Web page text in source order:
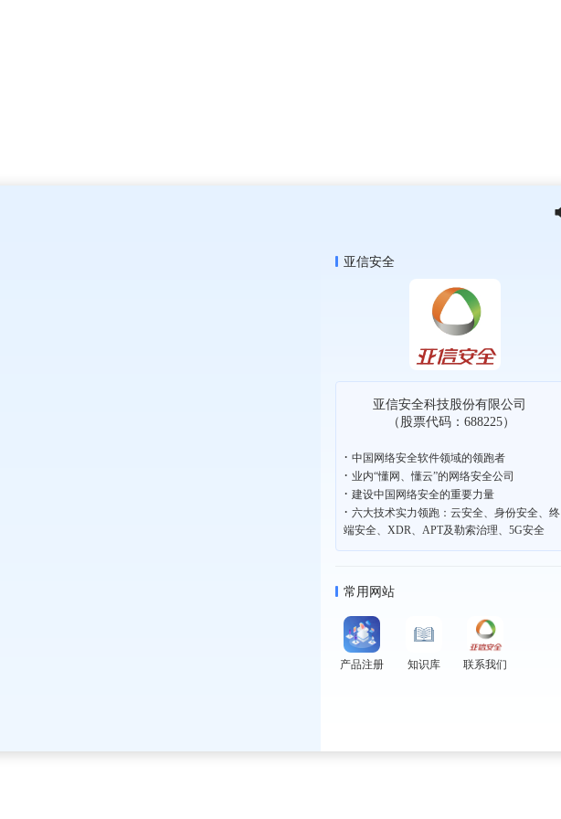
亚信安全
亚信安全科技股份有限公司
（股票代码：688225）
· 中国网络安全软件领域的领跑者
· 业内“懂网、懂云”的网络安全公司
· 建设中国网络安全的重要力量
· 六大技术实力领跑：云安全、身份安全、终
端安全、XDR、APT及勒索治理、5G安全
常用网站
产品注册 知识库 联系我们